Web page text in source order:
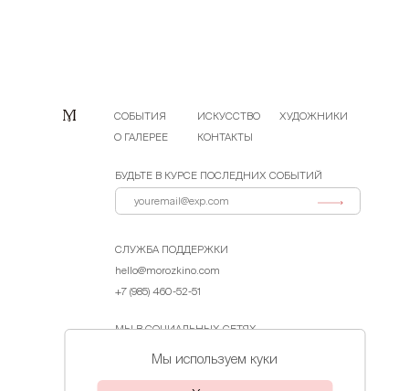
СОБЫТИЯ ИСКУССТВО
ХУДОЖНИКИ
О ГАЛЕРЕЕ
КОНТАКТЫ
БУДЬТЕ В КУРСЕ ПОСЛЕДНИХ СОБЫТИЙ
СЛУЖБА ПОДДЕРЖКИ
hello@morozkino.com
+7 (985) 460-52-51
МЫ В СОЦИАЛЬНЫХ СЕТЯХ
Мы используем куки